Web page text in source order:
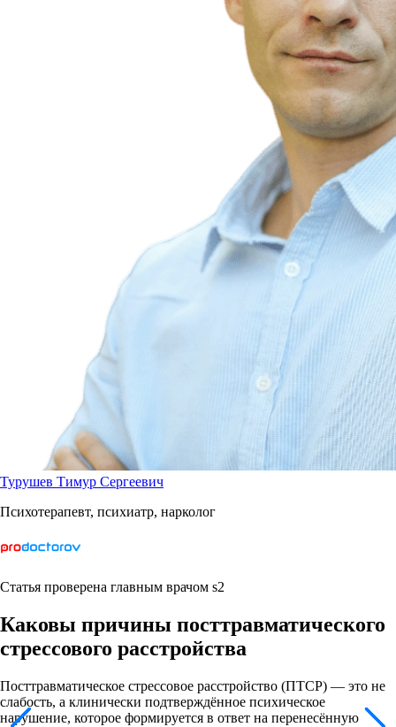
Турушев Тимур Сергеевич
Психотерапевт, психиатр, нарколог
Статья проверена главным врачом s2
Каковы причины посттравматического
стрессового расстройства
Посттравматическое стрессовое расстройство (ПТСР) — это не
слабость, а клинически подтверждённое психическое
нарушение, которое формируется в ответ на перенесённую